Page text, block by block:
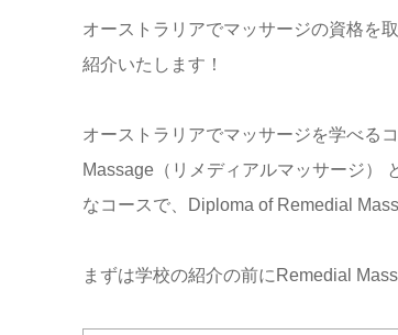
オーストラリアでマッサージの資格を
紹介いたします！
オーストラリアでマッサージを学べる
Massage（リメディアルマッサージ）
なコースで、Diploma of Remedial
まずは学校の紹介の前にRemedial